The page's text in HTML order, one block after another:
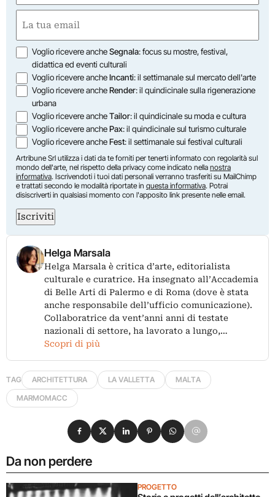
First
(Required)
Opzioni
Voglio ricevere ancheSegnala: focus su mostre, festival,
didattica ed eventi culturali
Voglio ricevere ancheIncanti: il settimanale sul mercato dell'arte
Voglio ricevere ancheRender: il quindicinale sulla rigenerazione
urbana
Voglio ricevere ancheTailor: il quindicinale su moda e cultura
Voglio ricevere anchePax: il quindicinale sul turismo culturale
Voglio ricevere ancheFest: il settimanale sui festival culturali
Artribune Srl utilizza i dati da te forniti per tenerti informato con regolarità sul
mondo dell'arte, nel rispetto della privacy come indicato nella nostra
informativa. Iscrivendoti i tuoi dati personali verranno trasferiti su MailChimp
e trattati secondo le modalità riportate in questa informativa. Potrai
disiscriverti in qualsiasi momento con l'apposito link presente nelle email.
Iscriviti
Helga Marsala
Helga Marsala è critica d’arte, editorialista
culturale e curatrice. Ha insegnato all’Accademia
di Belle Arti di Palermo e di Roma (dove è stata
anche responsabile dell’ufficio comunicazione).
Collaboratrice da vent’anni anni di testate
nazionali di settore, ha lavorato a lungo,…
Scopri di più
TAG ARCHITETTURA LA VALLETTA
MALTA
MARMOMACC
Da non perdere
PROGETTO
Condividi su Facebook
Condividi su X
Condividi su LinkedIn
Condividi su Pinterest
Condividi su WhatsApp
Condividi su Email